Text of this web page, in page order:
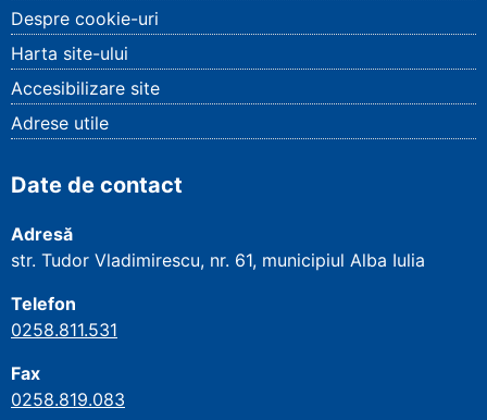
Despre cookie-uri
Harta site-ului
Accesibilizare site
Adrese utile
Date de contact
Adresă
str. Tudor Vladimirescu, nr. 61, municipiul Alba Iulia
Telefon
0258.811.531
Fax
0258.819.083